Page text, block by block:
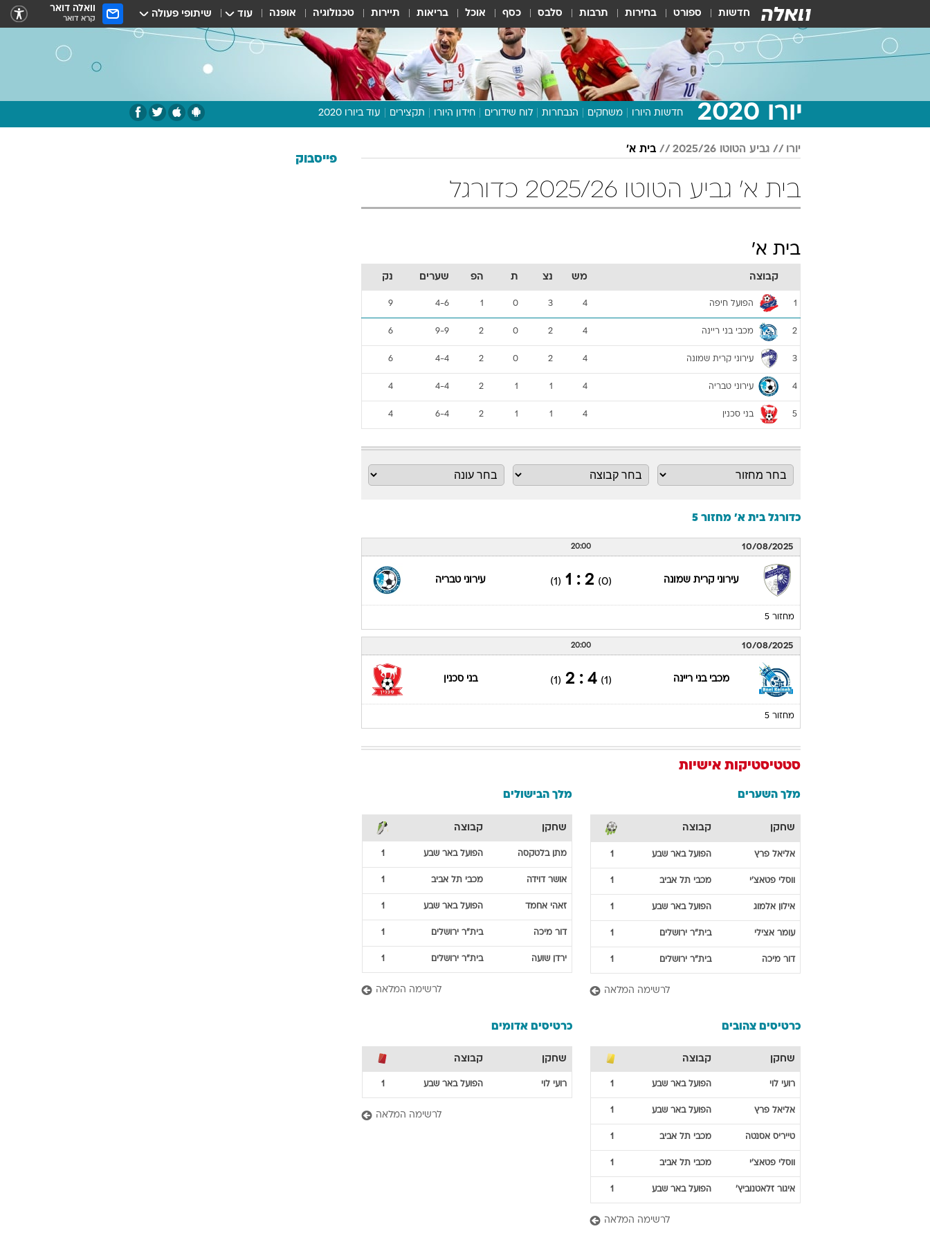
חדשות ספורט בחירות תרבות סלבס כסף אוכל בריאות תיירות טכנולוגיה אופנה עוד שיתופי פעולה וואלה דואר
קרא דואר
יורו 2020 חדשות היורו משחקים הנבחרות לוח שידורים חידון היורו תקצירים עוד ביורו 2020
תכנית היורו
יורו גביע הטוטו 2025/26 בית א'
בית א' גביע הטוטו 2025/26 כדורגל
בית א'
קבוצה מש נצ ת הפ שערים נק
1 הפועל חיפה 4
3
0
1
4-6
9
2 מכבי בני ריינה 4
2
0
2
9-9
6
3 עירוני קרית שמונה 4
2
0
2
4-4
6
4 עירוני טבריה 4
1
1
2
4-4
4
5 בני סכנין 4
1
1
2
6-4
4
כדורגל בית א' מחזור 5
10/08/2025
20:00
עירוני קרית שמונה (0)
2 : 1
(1) עירוני טבריה
מחזור 5
10/08/2025
20:00
מכבי בני ריינה (1)
4 : 2
(1) בני סכנין
מחזור 5
סטטיסטיקות אישיות
מלך השערים
שחקן קבוצה
אליאל פרץ הפועל באר שבע 1
ווסלי פטאצ'י מכבי תל אביב 1
אילון אלמוג הפועל באר שבע 1
עומר אצילי בית"ר ירושלים 1
דור מיכה בית"ר ירושלים 1
לרשימה המלאה
מלך הבישולים
שחקן קבוצה
מתן בלטקסה הפועל באר שבע 1
אושר דוידה מכבי תל אביב 1
זאהי אחמד הפועל באר שבע 1
דור מיכה בית"ר ירושלים 1
ירדן שועה בית"ר ירושלים 1
לרשימה המלאה
כרטיסים צהובים
שחקן קבוצה
רועי לוי הפועל באר שבע 1
אליאל פרץ הפועל באר שבע 1
טייריס אסנטה מכבי תל אביב 1
ווסלי פטאצ'י מכבי תל אביב 1
איגור זלאטנוביץ' הפועל באר שבע 1
לרשימה המלאה
כרטיסים אדומים
שחקן קבוצה
רועי לוי הפועל באר שבע 1
לרשימה המלאה
פייסבוק